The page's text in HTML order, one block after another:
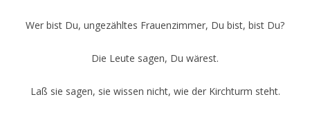
Wer bist Du, ungezähltes Frauenzimmer, Du bist, bist Du?
Die Leute sagen, Du wärest.
Laß sie sagen, sie wissen nicht, wie der Kirchturm steht.